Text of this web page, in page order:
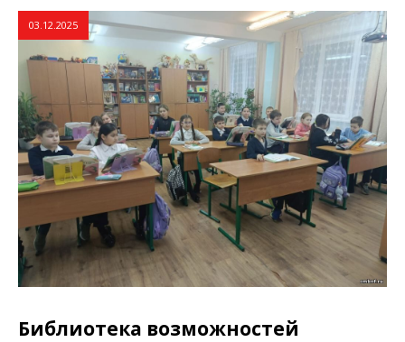
03.12.2025
Библиотека возможностей